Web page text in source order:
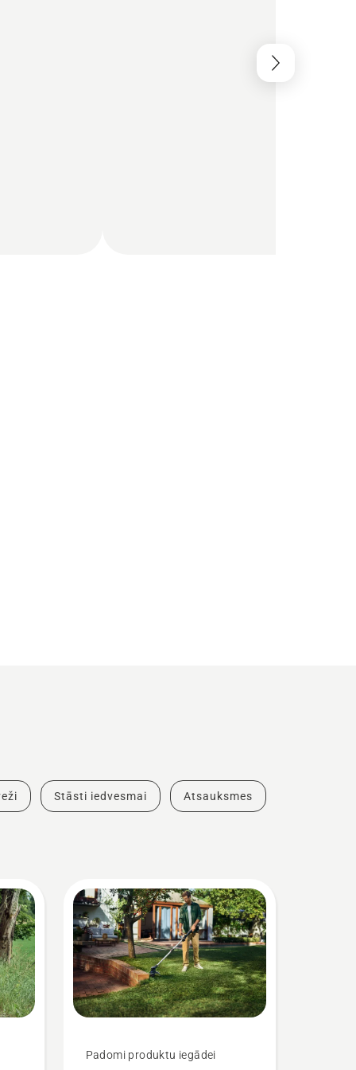
Stāsti iedvesmai Atsauksmes
Padomi produktu iegādei